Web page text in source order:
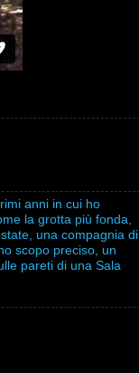
anni in cui ho
la grotta più fonda,
una compagnia di
scopo preciso, un
pareti di una Sala